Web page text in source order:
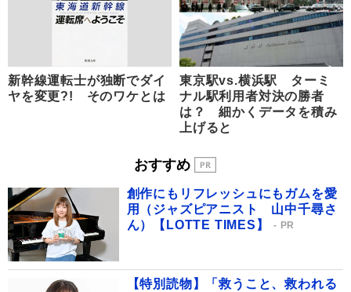
新幹線運転士が独断でダイ
ヤを変更?! そのワケとは
東京駅vs.横浜駅 ターミ
ナル駅利用者対決の勝者
は？ 細かくデータを積み
上げると
おすすめ
創作にもリフレッシュにもガムを愛
用（ジャズピアニスト 山中千尋さ
ん）【LOTTE TIMES】
PR
【特別読物】「救うこと、救われる